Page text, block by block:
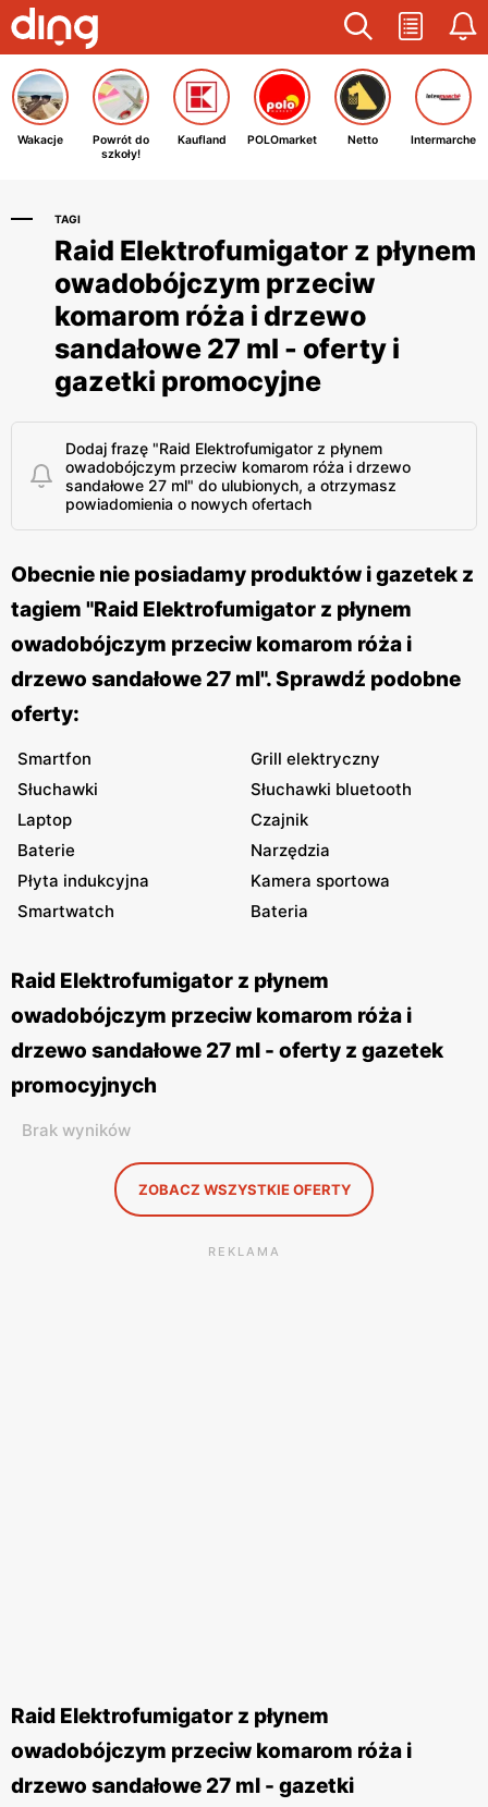
Wakacje
Powrót do
szkoły!
Kaufland POLOmarket Netto Intermarche
TAGI
Raid Elektrofumigator z płynem
owadobójczym przeciw
komarom róża i drzewo
sandałowe 27 ml - oferty i
gazetki promocyjne
Dodaj frazę "Raid Elektrofumigator z płynem
owadobójczym przeciw komarom róża i drzewo
sandałowe 27 ml" do ulubionych, a otrzymasz
powiadomienia o nowych ofertach
Obecnie nie posiadamy produktów i gazetek z
tagiem "Raid Elektrofumigator z płynem
owadobójczym przeciw komarom róża i
drzewo sandałowe 27 ml". Sprawdź podobne
oferty:
Smartfon
Grill elektryczny
Słuchawki
Słuchawki bluetooth
Laptop
Czajnik
Baterie
Narzędzia
Płyta indukcyjna
Kamera sportowa
Smartwatch
Bateria
Raid Elektrofumigator z płynem
owadobójczym przeciw komarom róża i
drzewo sandałowe 27 ml - oferty z gazetek
promocyjnych
Brak wyników
ZOBACZ WSZYSTKIE OFERTY
REKLAMA
Raid Elektrofumigator z płynem
owadobójczym przeciw komarom róża i
drzewo sandałowe 27 ml - gazetki